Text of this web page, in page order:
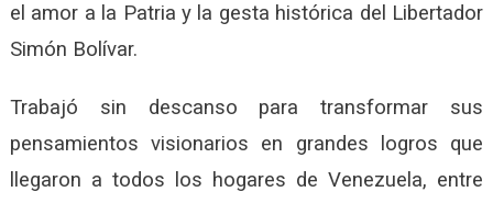
el amor a la Patria y la gesta histórica del Libertador
Simón Bolívar.
Trabajó sin descanso para transformar sus
pensamientos visionarios en grandes logros que
llegaron a todos los hogares de Venezuela, entre